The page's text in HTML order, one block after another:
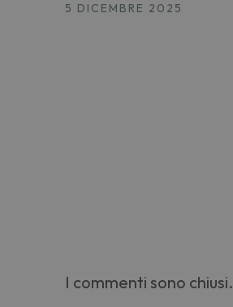
5 DICEMBRE 2025
I commenti sono chiusi.